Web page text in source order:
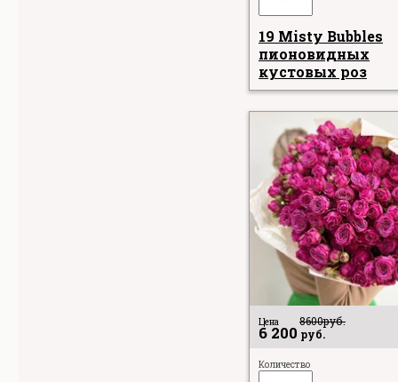
19 Misty Bubbles
пионовидных
кустовых роз
Цена 8600руб.
6 200 руб.
Количество